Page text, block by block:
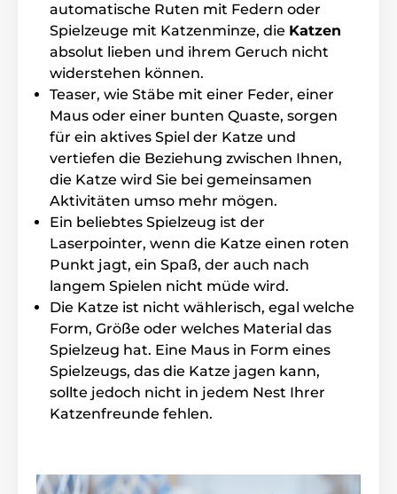
automatische Ruten mit Federn oder
Spielzeuge mit Katzenminze, die Katzen
absolut lieben und ihrem Geruch nicht
widerstehen können.
Teaser, wie Stäbe mit einer Feder, einer
Maus oder einer bunten Quaste, sorgen
für ein aktives Spiel der Katze und
vertiefen die Beziehung zwischen Ihnen,
die Katze wird Sie bei gemeinsamen
Aktivitäten umso mehr mögen.
Ein beliebtes Spielzeug ist der
Laserpointer, wenn die Katze einen roten
Punkt jagt, ein Spaß, der auch nach
langem Spielen nicht müde wird.
Die Katze ist nicht wählerisch, egal welche
Form, Größe oder welches Material das
Spielzeug hat. Eine Maus in Form eines
Spielzeugs, das die Katze jagen kann,
sollte jedoch nicht in jedem Nest Ihrer
Katzenfreunde fehlen.